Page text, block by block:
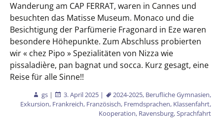
Wanderung am CAP FERRAT, waren in Cannes und
besuchten das Matisse Museum. Monaco und die
Besichtigung der Parfümerie Fragonard in Eze waren
besondere Höhepunkte. Zum Abschluss probierten
wir « chez Pipo » Spezialitäten von Nizza wie
pissaladière, pan bagnat und socca. Kurz gesagt, eine
Reise für alle Sinne!!
gs | 3. April 2025 | 2024-2025, Berufliche Gymnasien,
Exkursion, Frankreich, Französisch, Fremdsprachen, Klassenfahrt,
Kooperation, Ravensburg,Sprachfahrt